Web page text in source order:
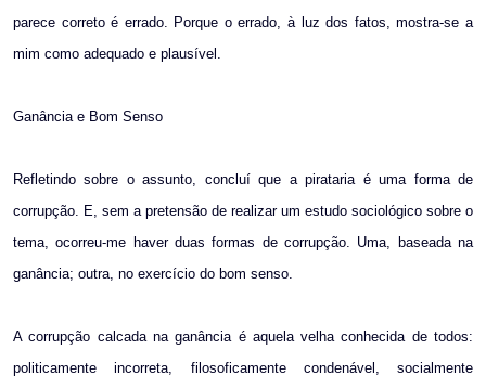
parece correto é errado. Porque o errado, à luz dos fatos, mostra-se a
mim como adequado e plausível.
Ganância e Bom Senso
Refletindo sobre o assunto, concluí que a pirataria é uma forma de
corrupção. E, sem a pretensão de realizar um estudo sociológico sobre o
tema, ocorreu-me haver duas formas de corrupção. Uma, baseada na
ganância; outra, no exercício do bom senso.
A corrupção calcada na ganância é aquela velha conhecida de todos:
politicamente incorreta, filosoficamente condenável, socialmente